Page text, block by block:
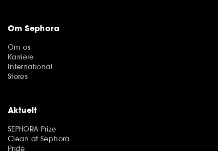
Om Sephora
Om os
Karriere
International
Stores
Aktuelt
SEPHORA Prize
Clean at Sephora
Pride